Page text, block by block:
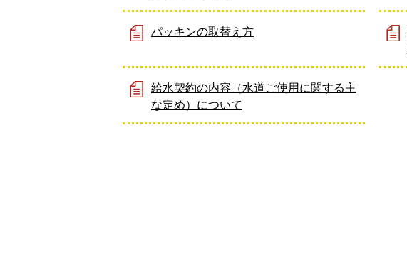
パッキンの取替え方
給水契約の内容（水道ご使用に関する主
な定め）について